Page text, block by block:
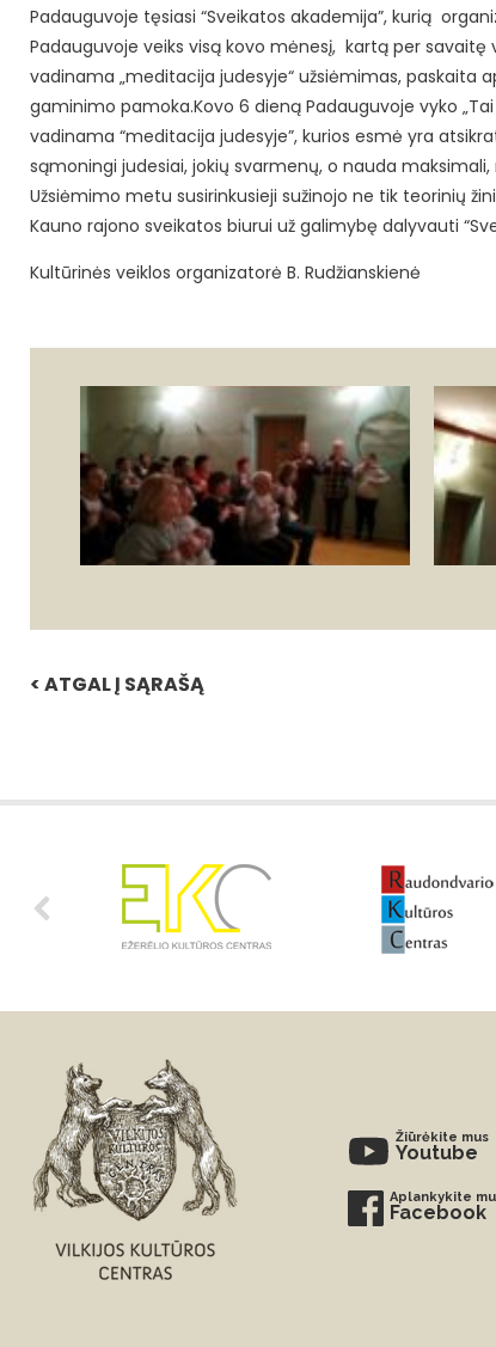
Padauguvoje tęsiasi “Sveikatos akademija”, kurią
Padauguvoje veiks visą kovo mėnesį, kartą per savaitę
vadinama „meditacija judesyje“ užsiėmimas, paskaita
gaminimo pamoka.Kovo 6 dieną Padauguvoje vyko
vadinama “meditacija judesyje”, kurios esmė yra
sąmoningi judesiai, jokių svarmenų, o nauda
Užsiėmimo metu susirinkusieji sužinojo ne tik teorinių
Kauno rajono sveikatos biurui už galimybę dalyvauti
Kultūrinės veiklos organizatorė B. Rudžianskienė
< ATGAL Į SĄRAŠĄ
Žiūrėkite mus
Youtube
Aplankykite
Facebook